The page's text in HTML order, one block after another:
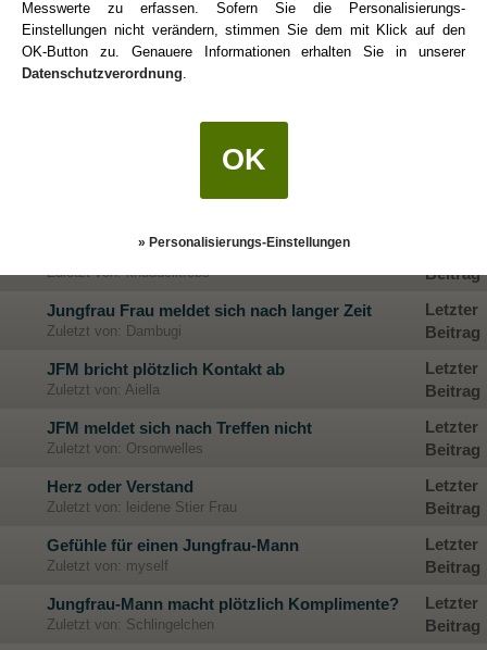
Jungfrau-Mann küsst mich nicht - ich verstehe
es nicht
Zuletzt von: Schlingelchen
Letzter
Beitrag
Jungfrauen der 3. Dekade - Wie verläuft für
Datingverhalten des Jungfraumanns-Tipps?
Zuletzt von: knuddelkrebs
Beitrag
Jungfrau Frau meldet sich nach langer Zeit
Zuletzt von: Dambugi
Letzter
Beitrag
JFM bricht plötzlich Kontakt ab
Zuletzt von: Aiella
Letzter
Beitrag
JFM meldet sich nach Treffen nicht
Zuletzt von: Orsonwelles
Letzter
Beitrag
Herz oder Verstand
Zuletzt von: leidene Stier Frau
Letzter
Beitrag
Gefühle für einen Jungfrau-Mann
Zuletzt von: myself
Letzter
Beitrag
Jungfrau-Mann macht plötzlich Komplimente?
Zuletzt von: Schlingelchen
Letzter
Beitrag
Messwerte zu erfassen. Sofern Sie die Personalisierungs-
Einstellungen nicht verändern, stimmen Sie dem mit Klick auf den
OK-Button zu. Genauere Informationen erhalten Sie in unserer
Datenschutzverordnung.
OK
» Personalisierungs-Einstellungen